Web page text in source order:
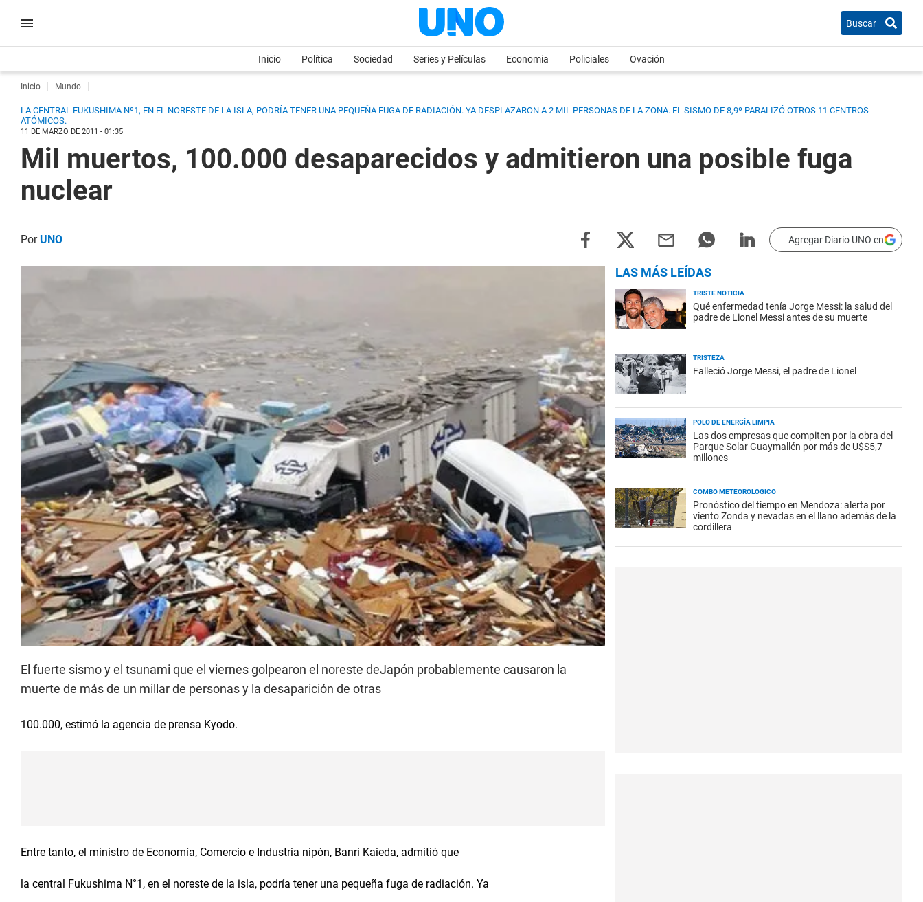
Buscar
Inicio Política Sociedad Series y Películas Economia Policiales Ovación
Inicio Mundo
LA CENTRAL FUKUSHIMA Nº1, EN EL NORESTE DE LA ISLA, PODRÍA TENER UNA PEQUEÑA FUGA DE RADIACIÓN. YA DESPLAZARON A 2 MIL PERSONAS DE LA ZONA. EL SISMO DE 8,9º PARALIZÓ OTROS 11 CENTROS
ATÓMICOS.
11 DE MARZO DE 2011 - 01:35
Mil muertos, 100.000 desaparecidos y admitieron una posible fuga
nuclear
PorUNO Agregar Diario UNO en
El fuerte sismo y el tsunami que el viernes golpearon el noreste deJapón probablemente causaron la
muerte de más de un millar de personas y la desaparición de otras
100.000, estimó la agencia de prensa Kyodo.
Entre tanto, el ministro de Economía, Comercio e Industria nipón, Banri Kaieda, admitió que
la central Fukushima N°1, en el noreste de la isla, podría tener una pequeña fuga de radiación. Ya
LAS MÁS LEÍDAS
TRISTE NOTICIA
Qué enfermedad tenía Jorge Messi: la salud del
padre de Lionel Messi antes de su muerte
TRISTEZA
Falleció Jorge Messi, el padre de Lionel
POLO DE ENERGÍA LIMPIA
Las dos empresas que compiten por la obra del
Parque Solar Guaymallén por más de U$S5,7
millones
COMBO METEOROLÓGICO
Pronóstico del tiempo en Mendoza: alerta por
viento Zonda y nevadas en el llano además de la
cordillera